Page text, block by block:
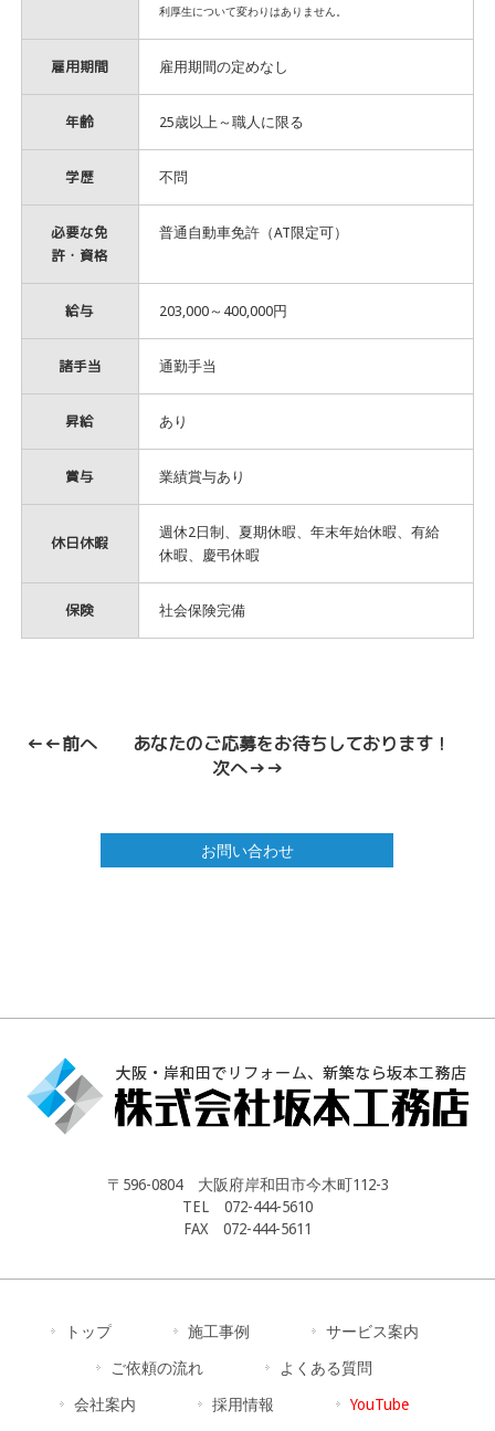
利厚生について変わりはありません。
雇用期間 雇用期間の定めなし
年齢 25歳以上～職人に限る
学歴 不問
必要な免
許・資格
普通自動車免許（AT限定可）
給与 203,000～400,000円
諸手当 通勤手当
昇給 あり
賞与 業績賞与あり
休日休暇
週休2日制、夏期休暇、年末年始休暇、有給
休暇、慶弔休暇
保険 社会保険完備
←←前へあなたのご応募をお待ちしております！
次へ→→
お問い合わせ
〒596-0804 大阪府岸和田市今木町112-3
TEL 072-444-5610
FAX 072-444-5611
トップ 施工事例 サービス案内
ご依頼の流れ よくある質問
会社案内 採用情報 YouTube